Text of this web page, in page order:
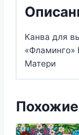
"Казанская"
Канва для
«Фламинго»
Матери